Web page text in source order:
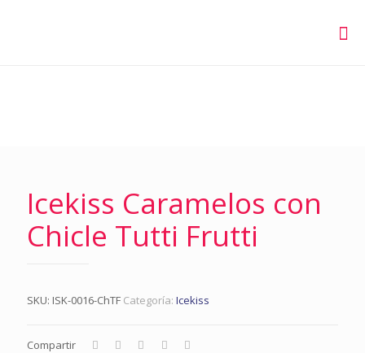
Icekiss Caramelos con
Chicle Tutti Frutti
SKU: ISK-0016-ChTF Categoría: Icekiss
Compartir